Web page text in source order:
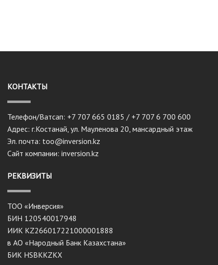
КОНТАКТЫ
Телефон/Ватсап: +7 707 665 0185 / +7 707 6 700 600
Адрес: г.Костанай, ул. Мауленова 20, мансардный этаж
Эл. почта: too@inversion.kz
Сайт компании: inversion.kz
РЕКВИЗИТЫ
ТОО «Инверсия»
БИН 120540017948
ИИК KZ266017221000001888
в АО «Народный Банк Казахстана»
БИК HSBKKZKX